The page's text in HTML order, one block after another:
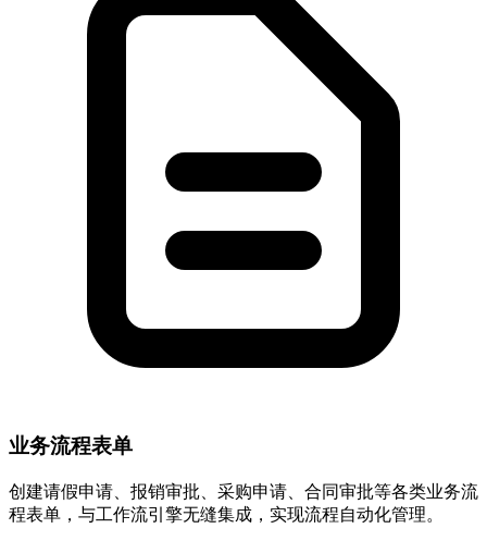
业务流程表单
创建请假申请、报销审批、采购申请、合同审批等各类业务流
程表单，与工作流引擎无缝集成，实现流程自动化管理。